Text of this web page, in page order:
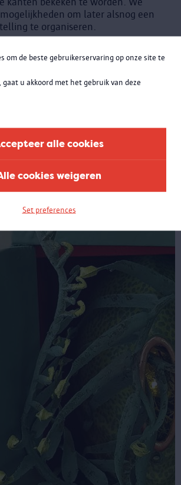
om de beste gebruikerservaring op onze site te
gaat u akkoord met het gebruik van deze
alle cookies
cookies weigeren
Set preferences
om later alsnog een
te organiseren.